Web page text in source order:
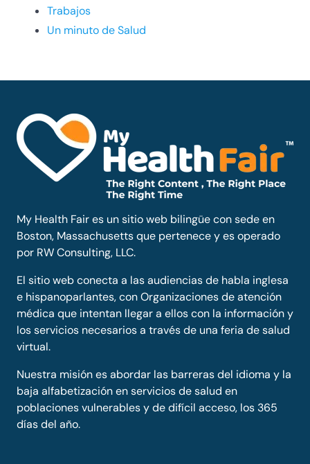
Trabajos
Un minuto de Salud
My Health Fair es un sitio web bilingüe con sede en
Boston, Massachusetts que pertenece y es operado
por RW Consulting, LLC.
El sitio web conecta a las audiencias de habla inglesa
e hispanoparlantes, con Organizaciones de atención
médica que intentan llegar a ellos con la información y
los servicios necesarios a través de una feria de salud
virtual.
Nuestra misión es abordar las barreras del idioma y la
baja alfabetización en servicios de salud en
poblaciones vulnerables y de difícil acceso, los 365
días del año.